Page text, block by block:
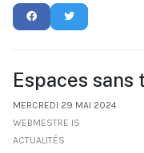
Espaces sans
MERCREDI 29 MAI 2024
WEBMESTRE IS
ACTUALITÉS